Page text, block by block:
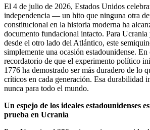
El 4 de julio de 2026, Estados Unidos
independencia — un hito que ninguna otra
constitucional en la historia moderna ha
documento fundacional intacto. Para
desde el otro lado del Atlántico, este
simplemente una ocasión estadounidense. En
recordatorio de que el experimento político
1776 ha demostrado ser más duradero de lo
críticos en cada generación. Esa durabilidad
nunca para todo el mundo.
Un espejo de los ideales estadounidenses
prueba en Ucrania